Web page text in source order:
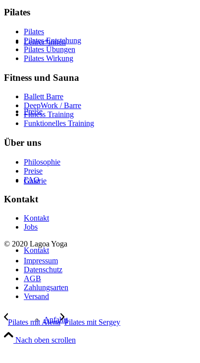
Lehrer*innen
Preise
Galerie
Kontakt
Anfahrt
Pilates
Pilates
Pilates Entstehung
Pilates Übungen
Pilates Wirkung
Fitness und Sauna
Ballett Barre
DeepWork / Barre
Fitness Training
Funktionelles Training
Über uns
Philosophie
Preise
FAQ
Kontakt
Kontakt
Jobs
© 2020 Lagoa Yoga
Impressum
Datenschutz
AGB
Zahlungsarten
Versand
Pilates mit Alena Pilates mit Sergey
Nach oben scrollen